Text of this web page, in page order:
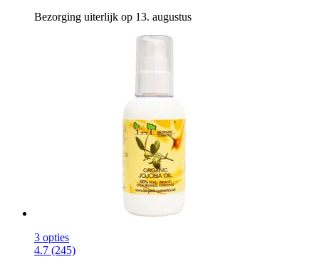
Bezorging uiterlijk op 13. augustus
3 opties
4.7 (245)